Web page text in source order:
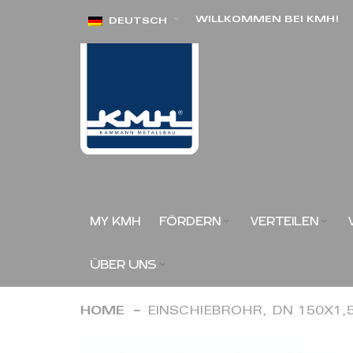
Direkt DEUTSCH WILLKOMMEN BEI KMH!
MY KMH FÖRDERN VERTEILEN
ÜBER UNS
HOME EINSCHIEBROHR, DN